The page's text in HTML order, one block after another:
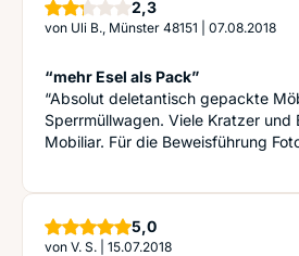
2,3Sterne
von Uli B., Münster 48151 07.08.2018
“mehr Esel als Pack”
“Absolut deletantisch gepackte
Sperrmüllwagen. Viele Kratzer und
Mobiliar. Für die Beweisführung
5,0Sterne
von V. S. 15.07.2018